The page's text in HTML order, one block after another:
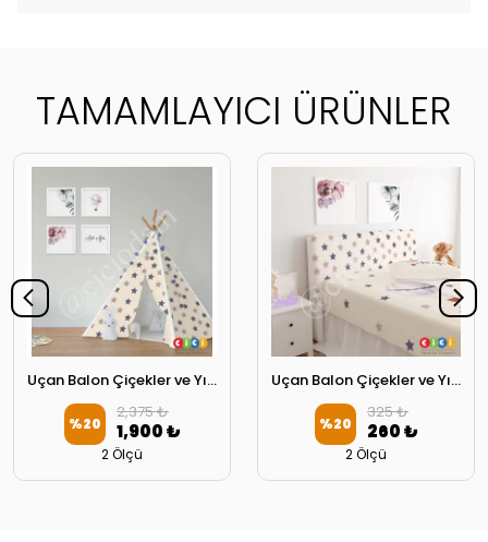
TAMAMLAYICI ÜRÜNLER
Uçan Balon Çiçekler ve Yıldızlar Oyun Çadırı
%20
2,375 ₺
1,900 ₺
2 Ölçü
Uçan Balon Çiçekler ve Yıldızlar Başlık Kılıfı
%20
325 ₺
260 ₺
2 Ölçü